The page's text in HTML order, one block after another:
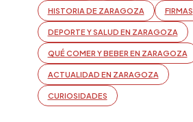
HISTORIA DE ZARAGOZA FIRMAS
DEPORTE Y SALUD EN ZARAGOZA
QUÉ COMER Y BEBER EN ZARAGOZA
ACTUALIDAD EN ZARAGOZA
CURIOSIDADES